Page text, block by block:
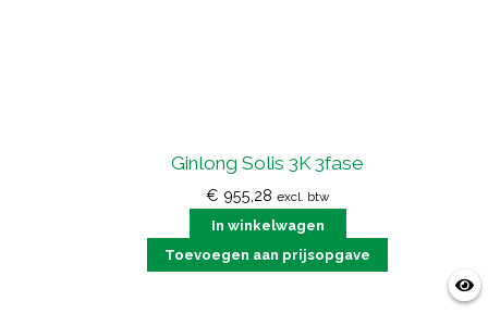
Ginlong Solis 3K 3fase
€ 955,28 excl. btw
In winkelwagen
Toevoegen aan prijsopgave